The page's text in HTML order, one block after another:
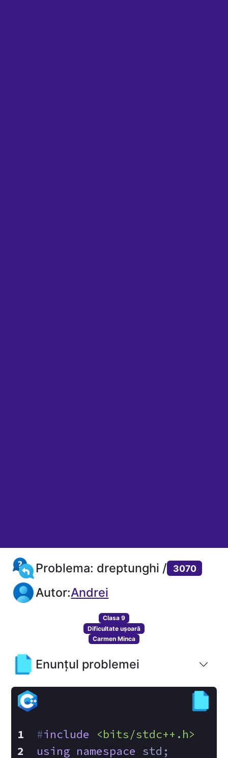
Problema: dreptunghi / 3070
Autor:Andrei
Clasa 9
Dificultate ușoară
Carmen Minca
Enunțul problemei
#include
<bits/stdc++.h>
using namespace std;